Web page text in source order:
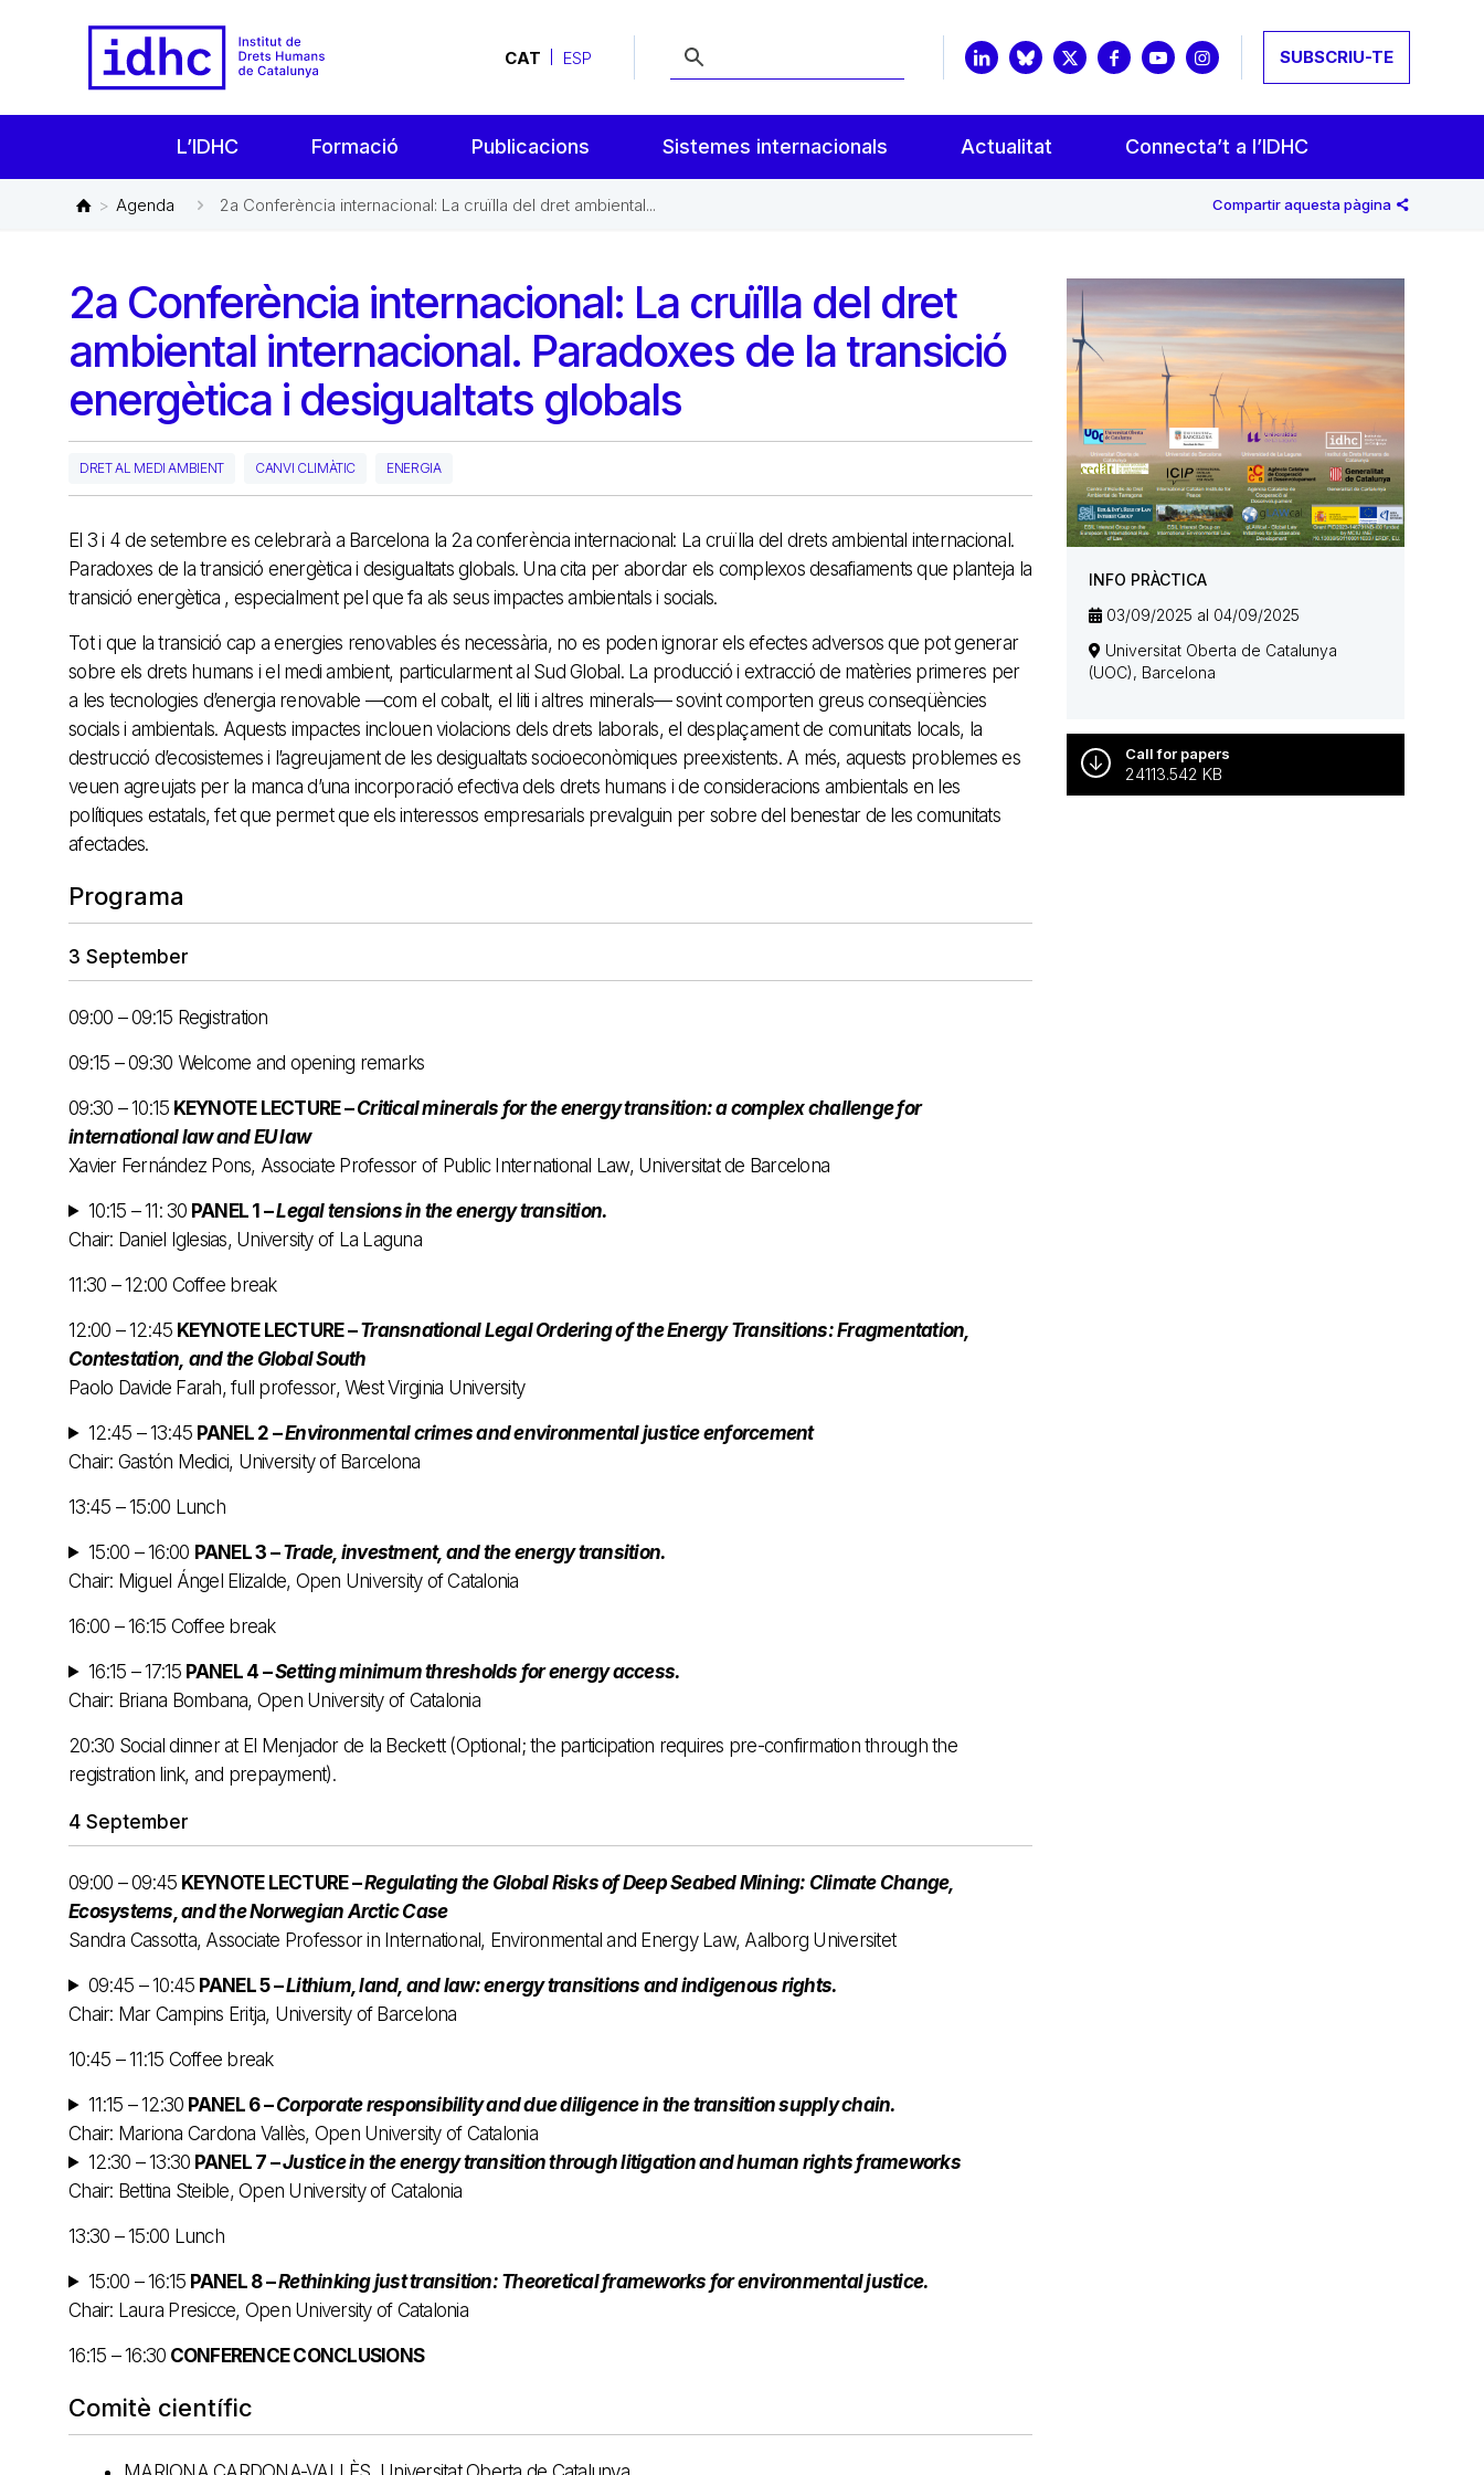
CAT ESP SUBSCRIU-TE
L’IDHC Formació Publicacions Sistemes internacionals Actualitat Connecta’t a l’IDHC
> Agenda 2a Conferència internacional: La cruïlla del dret ambiental... Compartir aquesta pàgina
2a Conferència internacional: La cruïlla del dret
ambiental internacional. Paradoxes de la transició
energètica i desigualtats globals
DRET AL MEDI AMBIENT CANVI CLIMÀTIC ENERGIA
El 3 i 4 de setembre es celebrarà a Barcelona la 2a conferència internacional: La cruïlla del drets ambiental internacional.
Paradoxes de la transició energètica i desigualtats globals. Una cita per abordar els complexos desafiaments que planteja la
transició energètica , especialment pel que fa als seus impactes ambientals i socials.
Tot i que la transició cap a energies renovables és necessària, no es poden ignorar els efectes adversos que pot generar
sobre els drets humans i el medi ambient, particularment al Sud Global. La producció i extracció de matèries primeres per
a les tecnologies d’energia renovable —com el cobalt, el liti i altres minerals— sovint comporten greus conseqüències
socials i ambientals. Aquests impactes inclouen violacions dels drets laborals, el desplaçament de comunitats locals, la
destrucció d’ecosistemes i l’agreujament de les desigualtats socioeconòmiques preexistents. A més, aquests problemes es
veuen agreujats per la manca d’una incorporació efectiva dels drets humans i de consideracions ambientals en les
polítiques estatals, fet que permet que els interessos empresarials prevalguin per sobre del benestar de les comunitats
afectades.
Programa
3 September
09:00 – 09:15 Registration
09:15 – 09:30 Welcome and opening remarks
09:30 – 10:15 KEYNOTE LECTURE –Critical minerals for the energy transition: a complex challenge for
international law and EU law
Xavier Fernández Pons, Associate Professor of Public International Law, Universitat de Barcelona
10:15 – 11: 30 PANEL 1 –Legal tensions in the energy transition.
Chair: Daniel Iglesias, University of La Laguna
11:30 – 12:00 Coffee break
12:00 – 12:45 KEYNOTE LECTURE –Transnational Legal Ordering of the Energy Transitions: Fragmentation,
Contestation, and the Global South
Paolo Davide Farah, full professor, West Virginia University
12:45 – 13:45 PANEL 2 –Environmental crimes and environmental justice enforcement
Chair: Gastón Medici, University of Barcelona
13:45 – 15:00 Lunch
15:00 – 16:00 PANEL 3 –Trade, investment, and the energy transition.
Chair: Miguel Ángel Elizalde, Open University of Catalonia
16:00 – 16:15 Coffee break
16:15 – 17:15 PANEL 4 –Setting minimum thresholds for energy access.
Chair: Briana Bombana, Open University of Catalonia
20:30 Social dinner at El Menjador de la Beckett (Optional; the participation requires pre-confirmation through the
registration link, and prepayment).
4 September
09:00 – 09:45 KEYNOTE LECTURE –Regulating the Global Risks of Deep Seabed Mining: Climate Change,
Ecosystems, and the Norwegian Arctic Case
Sandra Cassotta, Associate Professor in International, Environmental and Energy Law, Aalborg Universitet
09:45 – 10:45 PANEL 5 –Lithium, land, and law: energy transitions and indigenous rights.
Chair: Mar Campins Eritja, University of Barcelona
10:45 – 11:15 Coffee break
11:15 – 12:30 PANEL 6 –Corporate responsibility and due diligence in the transition supply chain.
Chair: Mariona Cardona Vallès, Open University of Catalonia
12:30 – 13:30 PANEL 7 –Justice in the energy transition through litigation and human rights frameworks
Chair: Bettina Steible, Open University of Catalonia
13:30 – 15:00 Lunch
15:00 – 16:15 PANEL 8 –Rethinking just transition: Theoretical frameworks for environmental justice.
Chair: Laura Presicce, Open University of Catalonia
16:15 – 16:30 CONFERENCE CONCLUSIONS
Comitè científic
INFO PRÀCTICA
03/09/2025 al 04/09/2025
Universitat Oberta de Catalunya
(UOC), Barcelona
Call for papers
24113.542 KB